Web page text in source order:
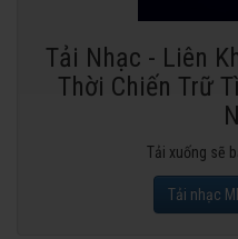
Tải Nhạc - Liên
Thời Chiến Trữ
Tải xuống sẽ
Tải nhạc